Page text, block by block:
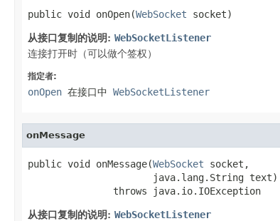
public void onOpen(WebSocket socket)
从接口复制的说明: WebSocketListener
连接打开时（可以做个签权）
指定者:
onOpen 在接口中 WebSocketListener
onMessage
public void onMessage(WebSocket socket,
                      java.lang.String text)
               throws java.io.IOException
从接口复制的说明: WebSocketListener